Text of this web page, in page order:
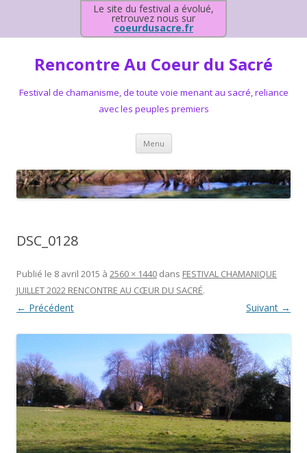
Le site du festival a évolué,
retrouvez nous sur
coeurdusacre.fr
Rencontre Au Coeur du Sacré
Festival de chamanisme, de toute voie menant au sacré, reliance
avec les peuples premiers
Menu Aller au contenu principal
DSC_0128
Publié le 8 avril 2015 à 2560 × 1440 dans FESTIVAL CHAMANIQUE
JUILLET 2022 RENCONTRE AU CŒUR DU SACRÉ.
← Précédent Suivant →